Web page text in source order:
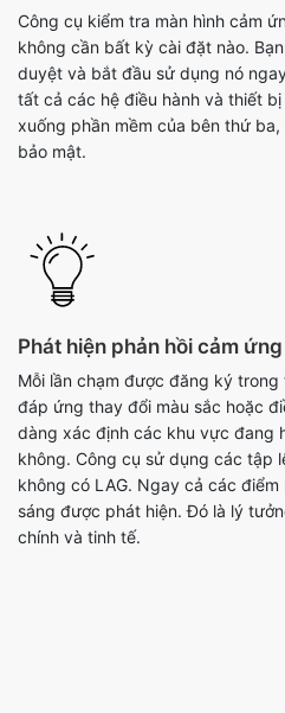
Công cụ kiểm tra màn hình cảm
không cần bất kỳ cài đặt nào.
duyệt và bắt đầu sử dụng nó
tất cả các hệ điều hành và thiết
xuống phần mềm của bên thứ
bảo mật.
Phát hiện phản hồi cảm
Mỗi lần chạm được đăng ký
đáp ứng thay đổi màu sắc hoặc
dàng xác định các khu vực đang
không. Công cụ sử dụng các tập
không có LAG. Ngay cả các
sáng được phát hiện. Đó là lý
chính và tinh tế.